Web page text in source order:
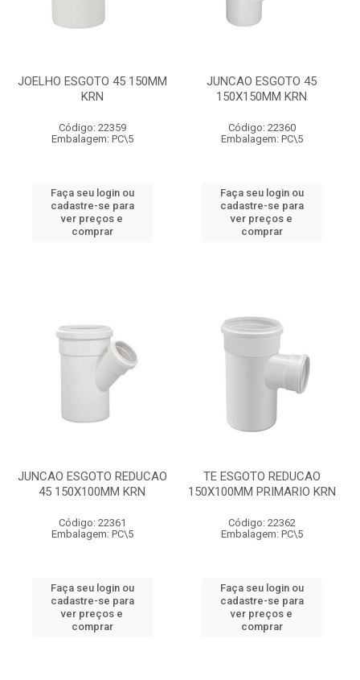
JOELHO ESGOTO 45 150MM
KRN
Código: 22359
Embalagem: PC\5
Faça seu login ou
cadastre-se para
ver preços e
comprar
JUNCAO ESGOTO 45
150X150MM KRN
Código: 22360
Embalagem: PC\5
Faça seu login ou
cadastre-se para
ver preços e
comprar
JUNCAO ESGOTO REDUCAO
45 150X100MM KRN
Código: 22361
Embalagem: PC\5
Faça seu login ou
cadastre-se para
ver preços e
comprar
TE ESGOTO REDUCAO
150X100MM PRIMARIO KRN
Código: 22362
Embalagem: PC\5
Faça seu login ou
cadastre-se para
ver preços e
comprar